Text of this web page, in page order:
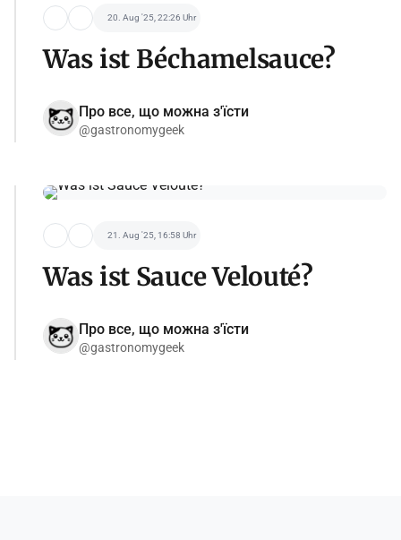
20. Aug '25, 22:26 Uhr
Was ist Béchamelsauce?
Про все, що можна з'їсти
@gastronomygeek
21. Aug '25, 16:58 Uhr
Was ist Sauce Velouté?
Про все, що можна з'їсти
@gastronomygeek